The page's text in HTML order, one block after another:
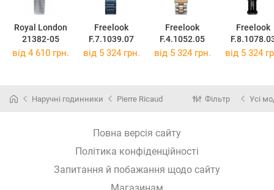
Royal London
21382-05
Freelook
F.7.1039.07
Freelook
F.4.1052.05
Freelook
від 4 610 грн. від 5 324 грн. від 5 324 грн. від 5 324
Наручні годинники Pierre Ricaud Фільтр Усі
Повна версія сайту
Політика конфіденційності
Запитання й побажання щодо сайту